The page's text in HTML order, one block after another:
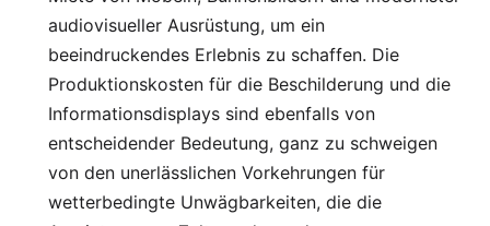
audiovisueller Ausrüstung, um ein
beeindruckendes Erlebnis zu schaffen. Die
Produktionskosten für die Beschilderung und die
Informationsdisplays sind ebenfalls von
entscheidender Bedeutung, ganz zu schweigen
von den unerlässlichen Vorkehrungen für
wetterbedingte Unwägbarkeiten, die die